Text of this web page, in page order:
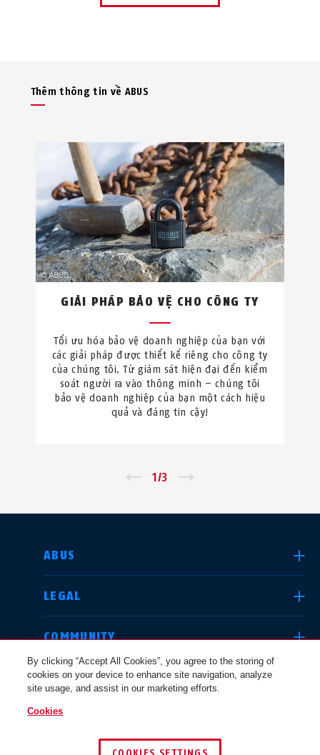
Thêm thông tin về ABUS
GIẢI PHÁP BẢO VỆ CHO CÔNG TY
Tối ưu hóa bảo vệ doanh nghiệp của bạn với
các giải pháp được thiết kế riêng cho công ty
của chúng tôi. Từ giám sát hiện đại đến kiểm
soát người ra vào thông minh – chúng tôi
bảo vệ doanh nghiệp của bạn một cách hiệu
quả và đáng tin cậy!
1/3
ABUS
LEGAL
COMMUNITY
HELP
SELECT COUNTRY
Deutschland
By clicking “Accept All Cookies”, you agree to the storing of
cookies on your device to enhance site navigation, analyze
site usage, and assist in our marketing efforts.
Cookies